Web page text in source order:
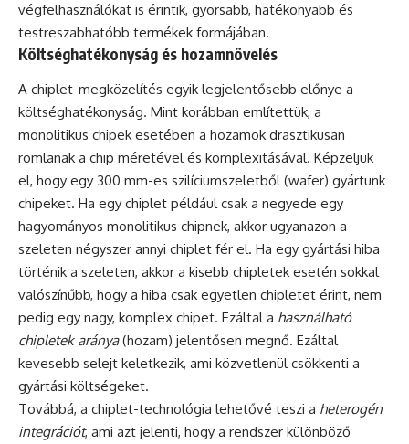
végfelhasználókat is érintik, gyorsabb, hatékonyabb és
testreszabhatóbb termékek formájában.
Költséghatékonyság és hozamnövelés
A chiplet-megközelítés egyik legjelentősebb előnye a
költséghatékonyság. Mint korábban említettük, a
monolitikus chipek esetében a hozamok drasztikusan
romlanak a chip méretével és komplexitásával. Képzeljük
el, hogy egy 300 mm-es szilíciumszeletből (wafer) gyártunk
chipeket. Ha egy chiplet például csak a negyede egy
hagyományos monolitikus chipnek, akkor ugyanazon a
szeleten négyszer annyi chiplet fér el. Ha egy gyártási hiba
történik a szeleten, akkor a kisebb chipletek esetén sokkal
valószínűbb, hogy a hiba csak egyetlen chipletet érint, nem
pedig egy nagy, komplex chipet. Ezáltal a használható
chipletek aránya(hozam) jelentősen megnő. Ezáltal
kevesebb selejt keletkezik, ami közvetlenül csökkenti a
gyártási költségeket.
Továbbá, a chiplet-technológia lehetővé teszi a heterogén
integrációt, ami azt jelenti, hogy a rendszer különböző